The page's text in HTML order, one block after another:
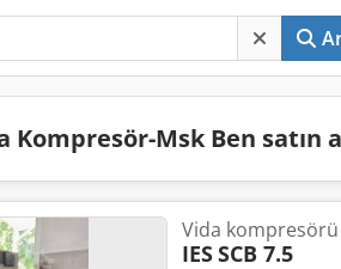
Kompresör-Msk Ben satın
Vida kompresörü
IESSCB 7.5